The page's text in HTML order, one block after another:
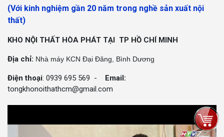
(Với kinh nghiệm gần 20 năm trong nghề sản xuất nội
thất)
KHO NỘI THẤT HÒA PHÁT TẠI TP HỒ CHÍ MINH
Địa chỉ: Nhà máy KCN Đại Đăng, Bình Dương
Điện thoại: 0939 695 569 - Email:
tongkhonoithathcm@gmail.com